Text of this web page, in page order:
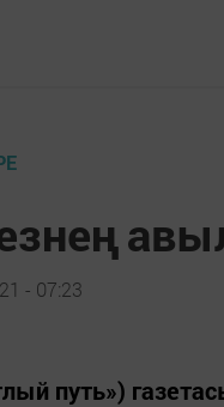
- 07:23
путь»)